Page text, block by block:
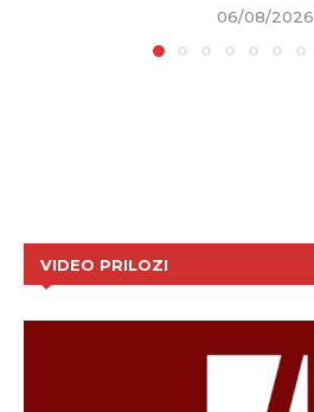
06/08/2026
VIDEO PRILOZI